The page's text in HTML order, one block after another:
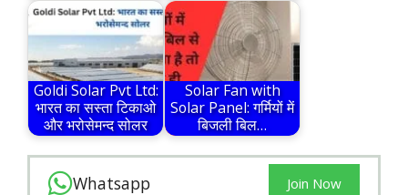
Goldi Solar Pvt Ltd:
भारत का सस्ता टिकाओ
और भरोसेमन्द सोलर
Solar Fan with
Solar Panel: गर्मियों में
बिजली बिल…
Whatsapp Join Now